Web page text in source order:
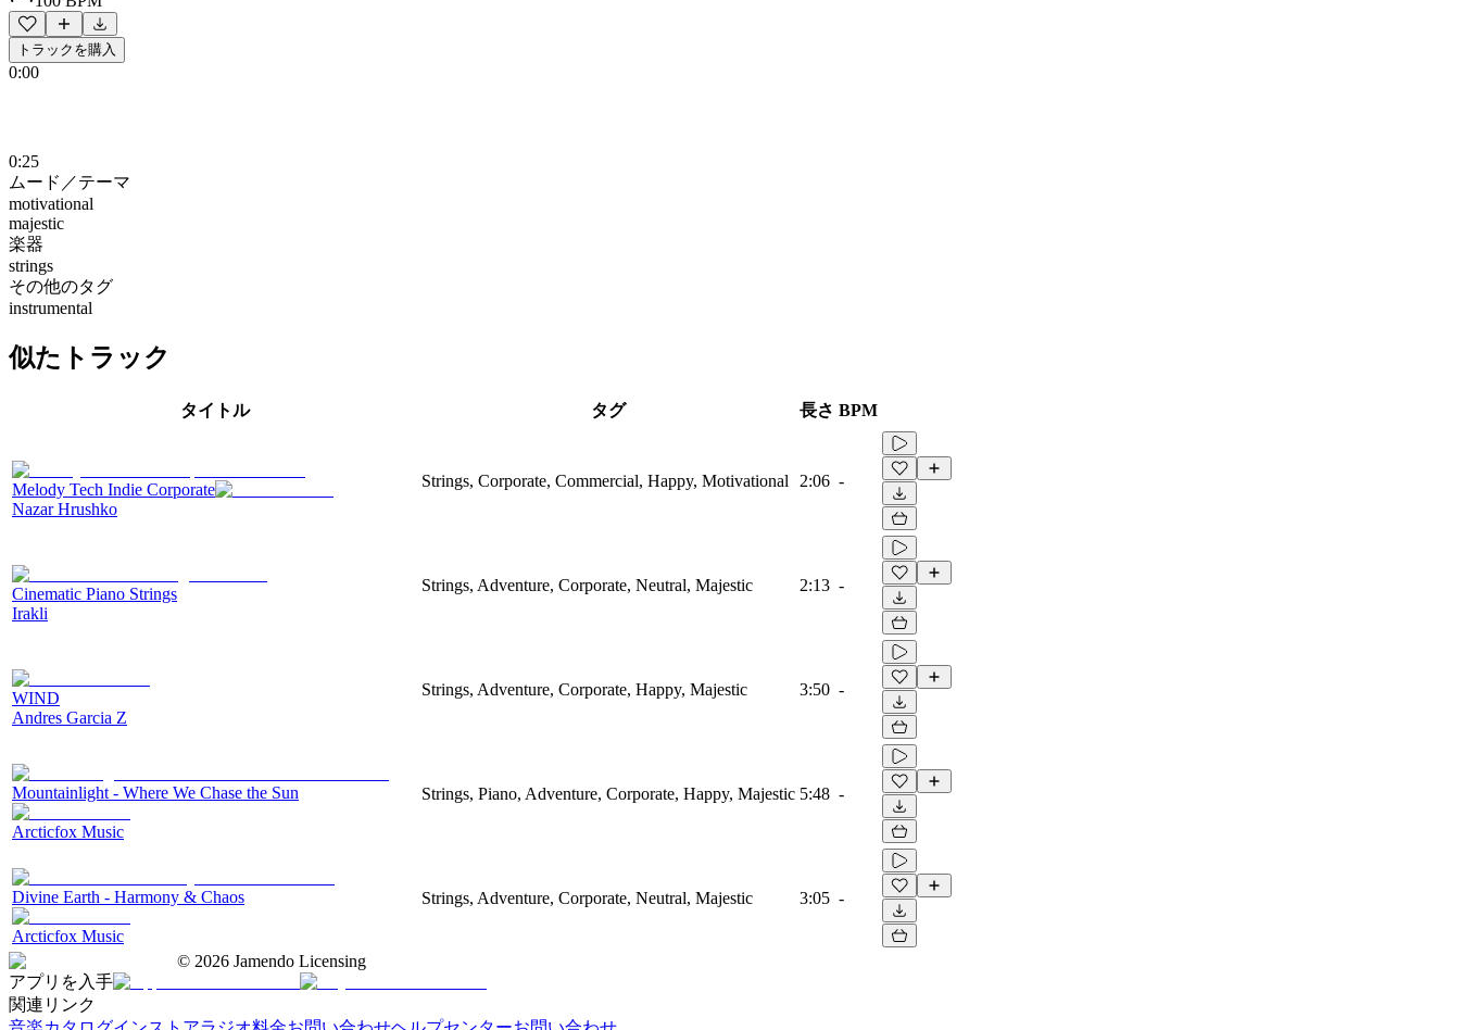
トラックを購入
0:00
0:25
ムード／テーマ
motivational
majestic
楽器
strings
その他のタグ
instrumental
似たトラック
タイトル タグ 長さ BPM
Melody Tech Indie Corporate
Nazar Hrushko
Strings, Corporate, Commercial, Happy, Motivational 2:06 -
Cinematic Piano Strings
Irakli
Strings, Adventure, Corporate, Neutral, Majestic 2:13 -
WIND
Andres Garcia Z
Strings, Adventure, Corporate, Happy, Majestic 3:50 -
Mountainlight - Where We Chase the Sun
Arcticfox Music
Strings, Piano, Adventure, Corporate, Happy, Majestic 5:48 -
Divine Earth - Harmony & Chaos
Arcticfox Music
Strings, Adventure, Corporate, Neutral, Majestic 3:05 -
© 2026 Jamendo Licensing
アプリを入手
関連リンク